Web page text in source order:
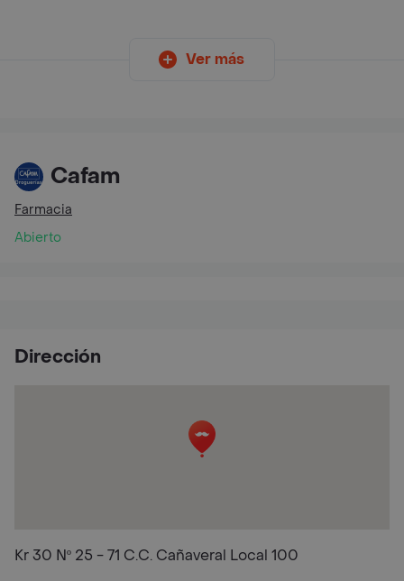
Ver más
Cafam
Farmacia
Abierto
Dirección
Kr 30 Nº 25 - 71 C.C. Cañaveral Local 100